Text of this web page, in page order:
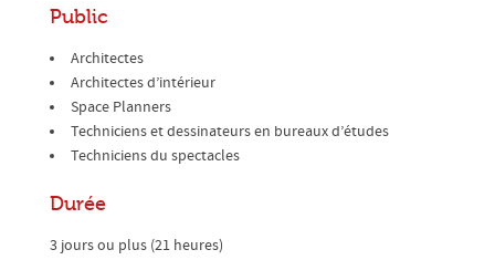
Public
Architectes
Architectes d’intérieur
Space Planners
Techniciens et dessinateurs en bureaux d’études
Techniciens du spectacles
Durée
3 jours ou plus (21 heures)